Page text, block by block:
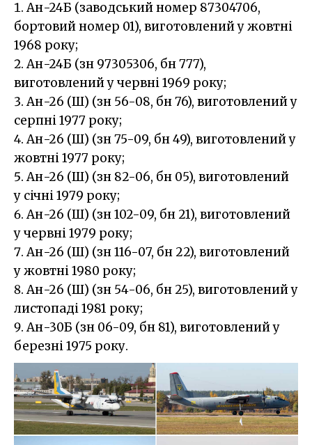
Ан-24Б (заводський номер 87304706,
бортовий номер 01), виготовлений у жовтні
1968 року;
Ан-24Б (зн 97305306, бн 777),
виготовлений у червні 1969 року;
Ан-26 (Ш) (зн 56-08, бн 76), виготовлений у
серпні 1977 року;
Ан-26 (Ш) (зн 75-09, бн 49), виготовлений у
жовтні 1977 року;
Ан-26 (Ш) (зн 82-06, бн 05), виготовлений
у січні 1979 року;
Ан-26 (Ш) (зн 102-09, бн 21), виготовлений
у червні 1979 року;
Ан-26 (Ш) (зн 116-07, бн 22), виготовлений
у жовтні 1980 року;
Ан-26 (Ш) (зн 54-06, бн 25), виготовлений у
листопаді 1981 року;
Ан-30Б (зн 06-09, бн 81), виготовлений у
березні 1975 року.